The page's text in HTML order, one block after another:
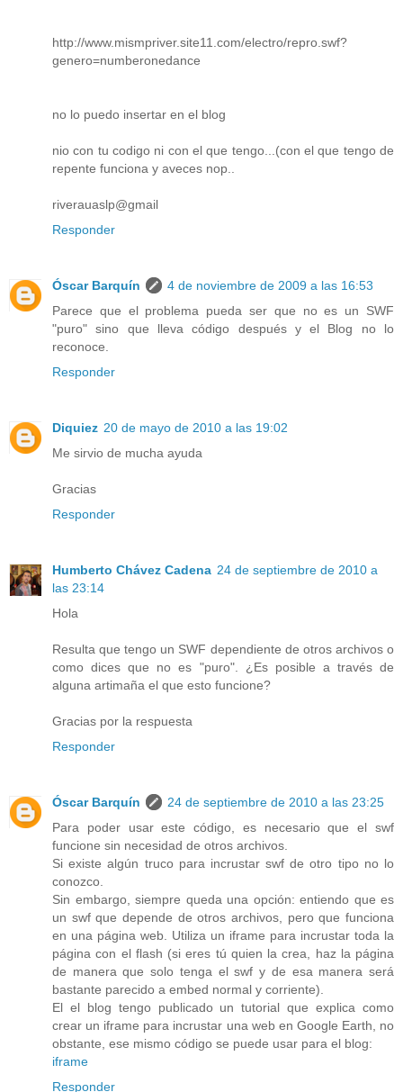
http://www.mismpriver.site11.com/electro/repro.swf?
genero=numberonedance
no lo puedo insertar en el blog
nio con tu codigo ni con el que tengo...(con el que tengo de
repente funciona y aveces nop..
riverauaslp@gmail
Responder
Óscar Barquín
4 de noviembre de 2009 a las 16:53
Parece que el problema pueda ser que no es un SWF
"puro" sino que lleva código después y el Blog no lo
reconoce.
Responder
Diquiez 20 de mayo de 2010 a las 19:02
Me sirvio de mucha ayuda
Gracias
Responder
Humberto Chávez Cadena 24 de septiembre de 2010 a
las 23:14
Hola
Resulta que tengo un SWF dependiente de otros archivos o
como dices que no es "puro". ¿Es posible a través de
alguna artimaña el que esto funcione?
Gracias por la respuesta
Responder
Óscar Barquín
24 de septiembre de 2010 a las 23:25
Para poder usar este código, es necesario que el swf
funcione sin necesidad de otros archivos.
Si existe algún truco para incrustar swf de otro tipo no lo
conozco.
Sin embargo, siempre queda una opción: entiendo que es
un swf que depende de otros archivos, pero que funciona
en una página web. Utiliza un iframe para incrustar toda la
página con el flash (si eres tú quien la crea, haz la página
de manera que solo tenga el swf y de esa manera será
bastante parecido a embed normal y corriente).
El el blog tengo publicado un tutorial que explica como
crear un iframe para incrustar una web en Google Earth, no
obstante, ese mismo código se puede usar para el blog:
iframe
Responder